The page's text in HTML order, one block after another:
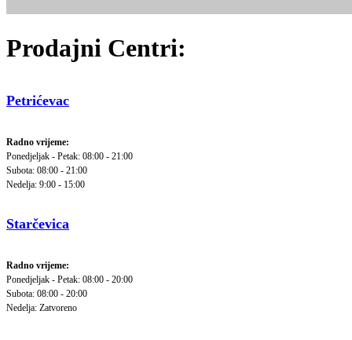
Prodajni Centri:
Petrićevac
Radno vrijeme:
Ponedjeljak - Petak: 08:00 - 21:00
Subota: 08:00 - 21:00
Nedelja: 9:00 - 15:00
Starčevica
Radno vrijeme:
Ponedjeljak - Petak: 08:00 - 20:00
Subota: 08:00 - 20:00
Nedelja: Zatvoreno